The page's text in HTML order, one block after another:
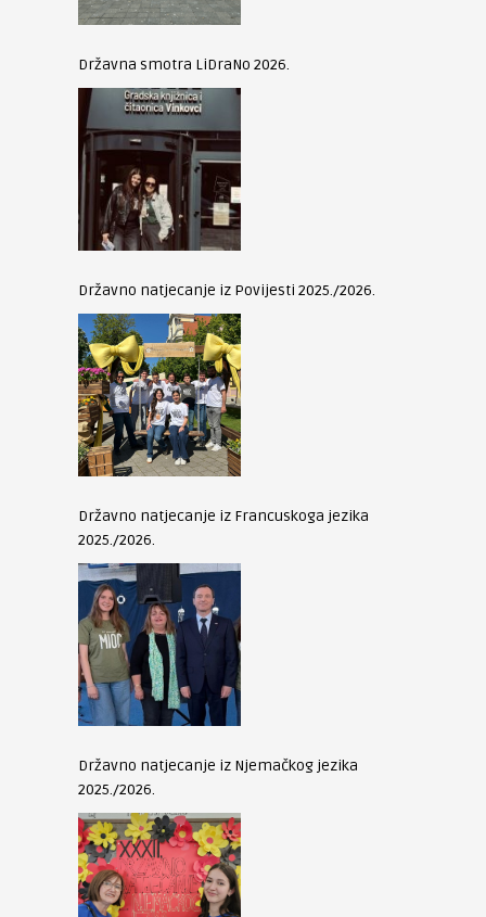
Državna smotra LiDraNo 2026.
Državno natjecanje iz Povijesti 2025./2026.
Državno natjecanje iz Francuskoga jezika
2025./2026.
Državno natjecanje iz Njemačkog jezika
2025./2026.